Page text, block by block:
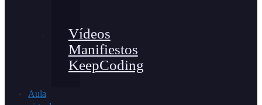
Vídeos
Manifiestos
KeepCoding
Aula